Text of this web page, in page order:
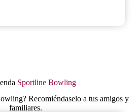
Sportline Bowling
Recomiéndaselo a tus amigos y
familiares.